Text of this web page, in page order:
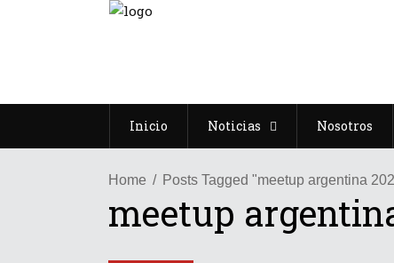
Inicio Noticias Nosotros
Home Posts Tagged "meetup argentina
meetup